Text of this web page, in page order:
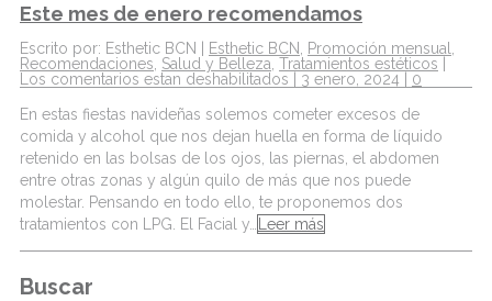
Este mes de enero recomendamos
Escrito por: Esthetic BCN | Esthetic BCN Promoción mensual
Recomendaciones Salud y Belleza Tratamientos estéticos
Los comentarios estan deshabilitados | 3 enero, 2024 | 0
En estas fiestas navideñas solemos cometer excesos de
comida y alcohol que nos dejan huella en forma de líquido
retenido en las bolsas de los ojos, las piernas, el abdomen
entre otras zonas y algún quilo de más que nos puede
molestar. Pensando en todo ello, te proponemos dos
tratamientos con LPG. El Facial y…
Leer más
Buscar